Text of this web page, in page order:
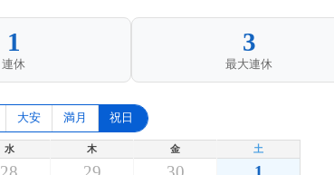
1
連休
3
最大連休
大安 満月 祝日
水 木 金 土